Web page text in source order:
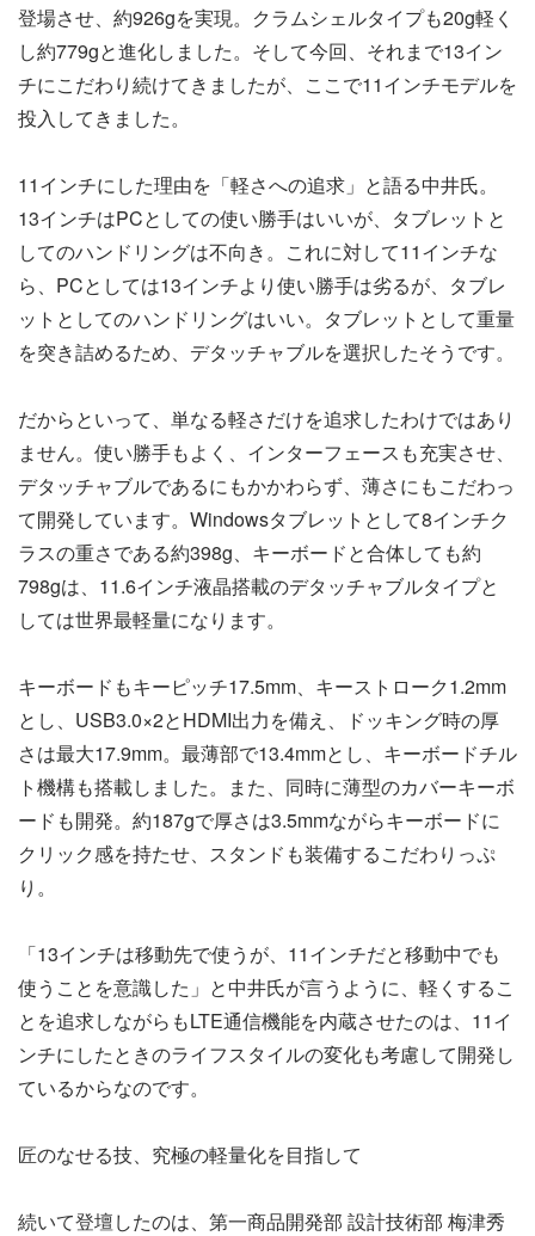
登場させ、約926gを実現。クラムシェルタイプも20g軽く
し約779gと進化しました。そして今回、それまで13イン
チにこだわり続けてきましたが、ここで11インチモデルを
投入してきました。
11インチにした理由を「軽さへの追求」と語る中井氏。
13インチはPCとしての使い勝手はいいが、タブレットと
してのハンドリングは不向き。これに対して11インチな
ら、PCとしては13インチより使い勝手は劣るが、タブレ
ットとしてのハンドリングはいい。タブレットとして重量
を突き詰めるため、デタッチャブルを選択したそうです。
だからといって、単なる軽さだけを追求したわけではあり
ません。使い勝手もよく、インターフェースも充実させ、
デタッチャブルであるにもかかわらず、薄さにもこだわっ
て開発しています。Windowsタブレットとして8インチク
ラスの重さである約398g、キーボードと合体しても約
798gは、11.6インチ液晶搭載のデタッチャブルタイプと
しては世界最軽量になります。
キーボードもキーピッチ17.5mm、キーストローク1.2mm
とし、USB3.0×2とHDMI出力を備え、ドッキング時の厚
さは最大17.9mm。最薄部で13.4mmとし、キーボードチル
ト機構も搭載しました。また、同時に薄型のカバーキーボ
ードも開発。約187gで厚さは3.5mmながらキーボードに
クリック感を持たせ、スタンドも装備するこだわりっぷ
り。
「13インチは移動先で使うが、11インチだと移動中でも
使うことを意識した」と中井氏が言うように、軽くするこ
とを追求しながらもLTE通信機能を内蔵させたのは、11イ
ンチにしたときのライフスタイルの変化も考慮して開発し
ているからなのです。
匠のなせる技、究極の軽量化を目指して
続いて登壇したのは、第一商品開発部 設計技術部 梅津秀